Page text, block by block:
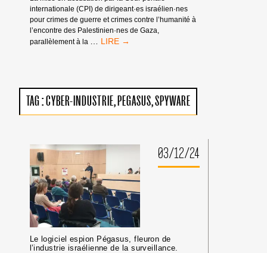
internationale (CPI) de dirigeant·es israélien·nes
pour crimes de guerre et crimes contre l’humanité à
l’encontre des Palestinien·nes de Gaza,
parallèlement à la
MANDATS
:
PAS
DE
CRIMINEL·LES
GUERRE
ISRAÉLIEN·NES
PRÉSUMÉ·ES
DANS
LES
MILIEUX
UNIVERSITAIRES
OU
TAG :CYBER-INDUSTRIE PEGASUS SPYWARE
03/12/24
Le logiciel espion Pégasus, fleuron de
l’industrie israélienne de la surveillance.